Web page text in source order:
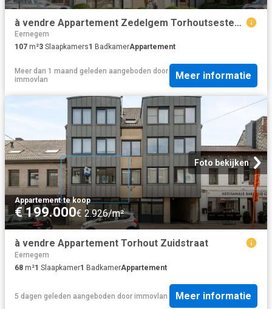
à vendre Appartement Zedelgem Torhoutsesteenweg
Eernegem
107 m²3 Slaapkamers1 BadkamerAppartement
Meer dan 1 maand geleden aangeboden door
immovlan
Meer informatie
Foto bekijken
Appartement·te koop
€ 199.000€ 2.926/m²
à vendre Appartement Torhout Zuidstraat
Eernegem
68 m²1 Slaapkamer1 BadkamerAppartement
5 dagen geleden aangeboden door immovlan Meer informatie